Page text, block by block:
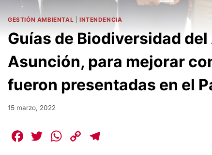
GESTIÓN AMBIENTAL INTENDENCIA
Guías de Biodiversidad
Asunción, para mejorar
fueron presentadas en el
15 marzo, 2022
F
T
W C